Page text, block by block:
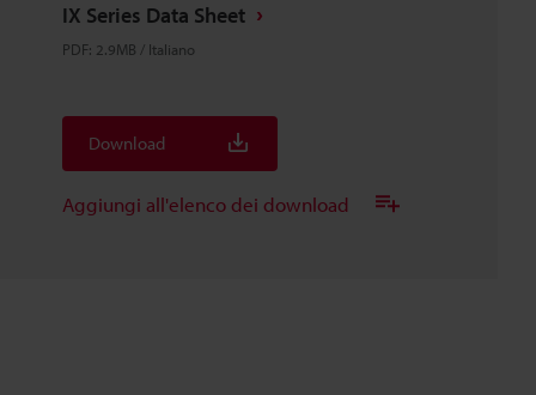
IX Series Data Sheet
PDF: 2.9MB / Italiano
Download
Aggiungi all'elenco dei download